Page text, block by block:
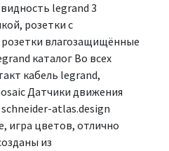
legrand 3
розетки с
влагозащищённые
каталог Во всех
кабель legrand,
Датчики движения
schneider-atlas.design
игра цветов, отлично
из